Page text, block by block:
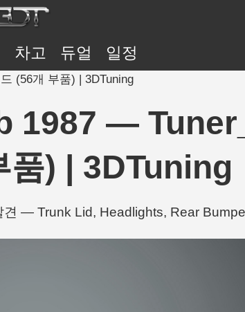
차고 듀얼 일정
(56개 부품) | 3DTuning
1987 —
품) | 3DTuning
— Trunk Lid, Headlights, Rear